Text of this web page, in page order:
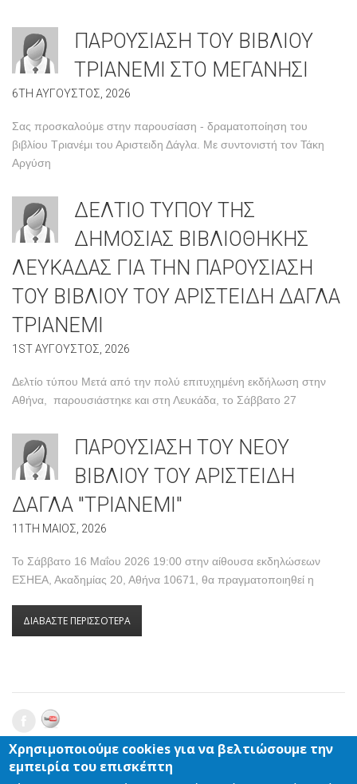
ΠΑΡΟΥΣΙΑΣΗ ΤΟΥ ΒΙΒΛΙΟΥ
ΤΡΙΑΝΕΜΙ ΣΤΟ ΜΕΓΑΝΗΣΙ
6TH ΑΥΓΟΥΣΤΟΣ, 2026
Σας προσκαλούμε στην παρουσίαση - δραματοποίηση του
βιβλίου Τριανέμι του Αριστειδη Δάγλα. Με συντονιστή τον Τάκη
Αργύση
ΔΕΛΤΙΟ ΤΥΠΟΥ ΤΗΣ
ΔΗΜΟΣΙΑΣ ΒΙΒΛΙΟΘΗΚΗΣ
ΛΕΥΚΑΔΑΣ ΓΙΑ ΤΗΝ ΠΑΡΟΥΣΙΑΣΗ
ΤΟΥ ΒΙΒΛΙΟΥ ΤΟΥ ΑΡΙΣΤΕΙΔΗ ΔΑΓΛΑ
ΤΡΙΑΝΕΜΙ
1ST ΑΥΓΟΥΣΤΟΣ, 2026
Δελτίο τύπου Μετά από την πολύ επιτυχημένη εκδήλωση στην
Αθήνα, παρουσιάστηκε και στη Λευκάδα, το Σάββατο 27
ΠΑΡΟΥΣΙΑΣΗ ΤΟΥ ΝΕΟΥ
ΒΙΒΛΙΟΥ ΤΟΥ ΑΡΙΣΤΕΙΔΗ
ΔΑΓΛΑ "ΤΡΙΑΝΕΜΙ"
11TH ΜΑΙΟΣ, 2026
Το Σάββατο 16 Μαΐου 2026 19:00 στην αίθουσα εκδηλώσεων
ΕΣΗΕΑ, Ακαδημίας 20, Αθήνα 10671, θα πραγματοποιηθεί η
ΔΙΑΒΑΣΤΕ ΠΕΡΙΣΣΟΤΕΡΑ
ΑΡΙΣΤΕΙΔΗΣ ΔΑΓΛΑΣ - ΣΥΓΓΡΑΦΕΑΣ © 2026 |ΕΠΙΚΟΙΝΩΝΙΑ|
ΠΡΟΣΩΠΙΚΑ ΔΕΔΟΜΕΝΑ
Χρησιμοποιούμε cookies για να βελτιώσουμε την
εμπειρία του επισκέπτη